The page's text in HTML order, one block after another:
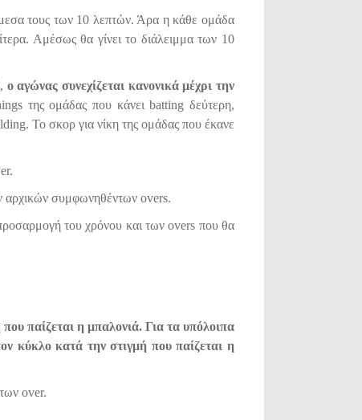
τους των 10 λεπτών. Άρα η κάθε ομάδα
Αμέσως θα γίνει το διάλειμμα των 10
ο αγώνας συνεχίζεται κανονικά μέχρι την
της ομάδας που κάνει batting δεύτερη,
Το σκορ για νίκη της ομάδας που έκανε
αρχικών συμφωνηθέντων οvers.
του χρόνου και των overs που θα
παίζεται η μπαλονιά. Για τα υπόλοιπα
κύκλο κατά την στιγμή που παίζεται η
over.